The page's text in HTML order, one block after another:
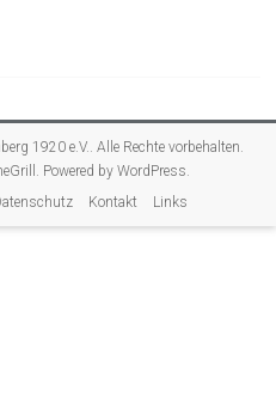
1920 e.V.. Alle Rechte vorbehalten.
Powered by WordPress.
Kontakt Links